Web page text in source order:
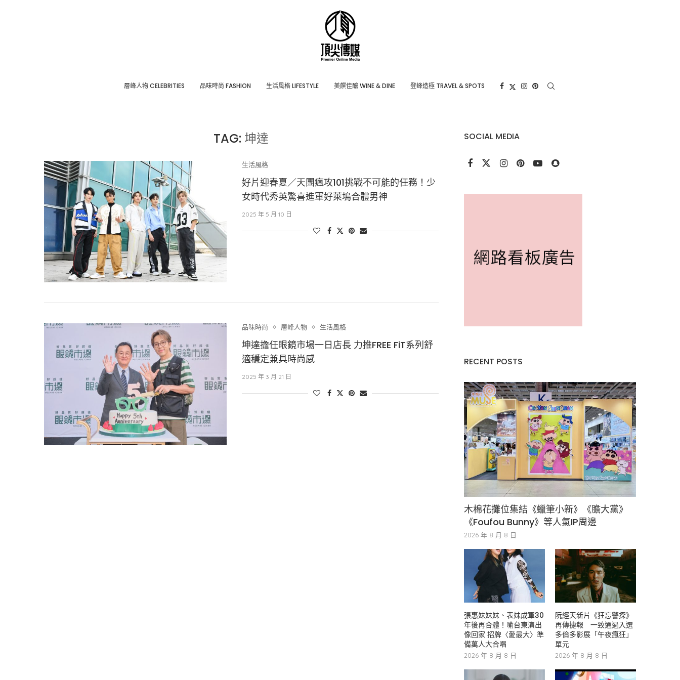
層峰⼈物 CELEBRITIES 品味時尚 FASHION ⽣活風格 LIFESTYLE 美饌佳釀 WINE & DINE 登峰造極 TRAVEL & SPOTS
TAG: 坤達
生活風格
好片迎春夏／天團瘋攻101挑戰不可能的任務！少
女時代秀英驚喜進軍好萊塢合體男神
2025 年 5 月 10 日
品味時尚 層峰⼈物 生活風格
坤達擔任眼鏡市場一日店長 力推FREE FiT系列舒
適穩定兼具時尚感
2025 年 3 月 21 日
SOCIAL MEDIA
RECENT POSTS
木棉花攤位集結《蠟筆小新》《膽大黨》
《Foufou Bunny》等人氣IP周邊
2026 年 8 月 8 日
張惠妹妹妹、表妹成軍30
年後再合體！喻台東演出
像回家 招牌〈愛最大〉準
備萬人大合唱
2026 年 8 月 8 日
阮經天新片《狂忘警探》
再傳捷報 一致通過入選
多倫多影展「午夜瘋狂」
單元
2026 年 8 月 8 日